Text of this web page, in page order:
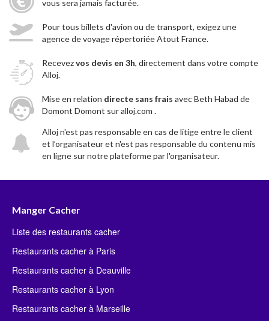
vous sera jamais facturée.
Pour tous billets d'avion ou de transport, exigez une
agence de voyage répertoriée Atout France.
Recevezvos devis en 3h, directement dans votre compte
Alloj.
Mise en relation directe sans frais avec Beth Habad de
Domont Domont sur alloj.com .
Alloj n'est pas responsable en cas de litige entre le client
et l’organisateur et n'est pas responsable du contenu mis
en ligne sur notre plateforme par l'organisateur.
Manger Cacher
Liste des restaurants cacher
Restaurants cacher à Paris
Restaurants cacher à Deauville
Restaurants cacher à Lyon
Restaurants cacher à Marseille